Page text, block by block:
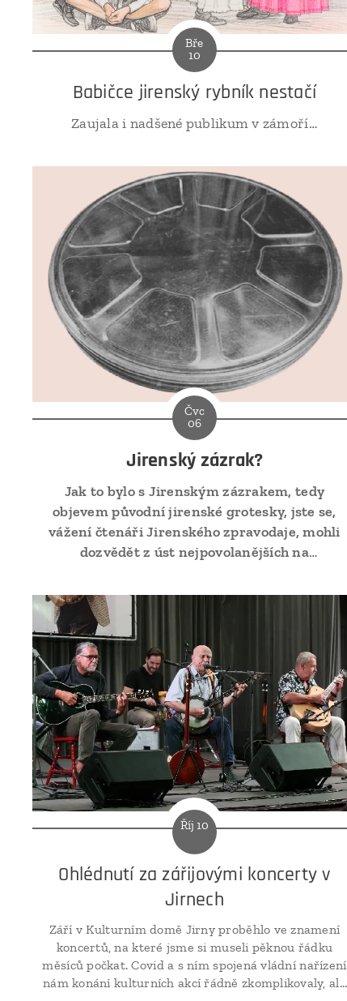
Bře
10
Babičce jirenský rybník nestačí
Zaujala i nadšené publikum v zámoří…
Čvc
06
Jirenský zázrak?
Jak to bylo s Jirenským zázrakem, tedy
objevem původní jirenské grotesky, jste se,
vážení čtenáři Jirenského zpravodaje, mohli
dozvědět z úst nejpovolanějších na
záležitost za vyřešenou, ale doslova více než
stovka Vašich dopisů, e-mailů a telefonátů nás
utvrdila v potřebě napsat tento článek, tedy...
Říj 10
Ohlédnutí za zářijovými koncerty v
Jirnech
Září v Kulturním domě Jirny proběhlo ve znamení
koncertů, na které jsme si museli pěknou řádku
měsíců počkat. Covid a s ním spojená vládní nařízení
nám konání kulturních akcí řádně zkomplikovaly, ale